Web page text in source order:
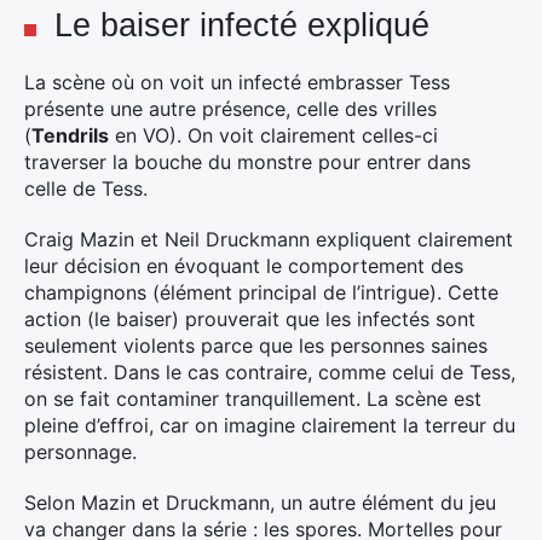
Le baiser infecté expliqué
La scène où on voit un infecté embrasser Tess
présente une autre présence, celle des vrilles
(Tendrils en VO). On voit clairement celles-ci
traverser la bouche du monstre pour entrer dans
celle de Tess.
Craig Mazin et Neil Druckmann expliquent clairement
leur décision en évoquant le comportement des
champignons (élément principal de l’intrigue). Cette
action (le baiser) prouverait que les infectés sont
seulement violents parce que les personnes saines
résistent. Dans le cas contraire, comme celui de Tess,
on se fait contaminer tranquillement. La scène est
pleine d’effroi, car on imagine clairement la terreur du
personnage.
Selon Mazin et Druckmann, un autre élément du jeu
va changer dans la série : les spores. Mortelles pour
Rechercher